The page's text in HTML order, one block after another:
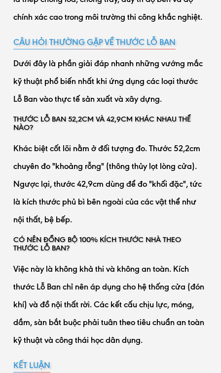
chính xác cao trong môi trường thi công khắc nghiệt.
CÂU HỎI THƯỜNG GẶP VỀ THƯỚC LỖ BAN
Dưới đây là phần giải đáp nhanh những vướng mắc
kỹ thuật phổ biến nhất khi ứng dụng các loại thước
Lỗ Ban vào thực tế sản xuất và xây dựng.
THƯỚC LỖ BAN 52,2CM VÀ 42,9CM KHÁC NHAU THẾ
NÀO?
Khác biệt cốt lõi nằm ở đối tượng đo. Thước 52,2cm
chuyên đo "khoảng rỗng" (thông thủy lọt lòng cửa).
Ngược lại, thước 42,9cm dùng để đo "khối đặc", tức
là kích thước phủ bì bên ngoài của các vật thể như
nội thất, bệ bếp.
CÓ NÊN ĐỒNG BỘ 100% KÍCH THƯỚC NHÀ THEO
THƯỚC LỖ BAN?
Việc này là không khả thi và không an toàn. Kích
thước Lỗ Ban chỉ nên áp dụng cho hệ thống cửa (đón
khí) và đồ nội thất rời. Các kết cấu chịu lực, móng,
dầm, sàn bắt buộc phải tuân theo tiêu chuẩn an toàn
kỹ thuật và công thái học dân dụng.
KẾT LUẬN